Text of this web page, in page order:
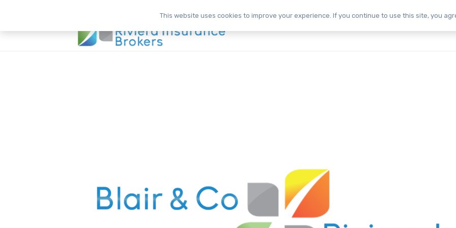
This website uses cookies to improve your experience. If you continue to use this site, you